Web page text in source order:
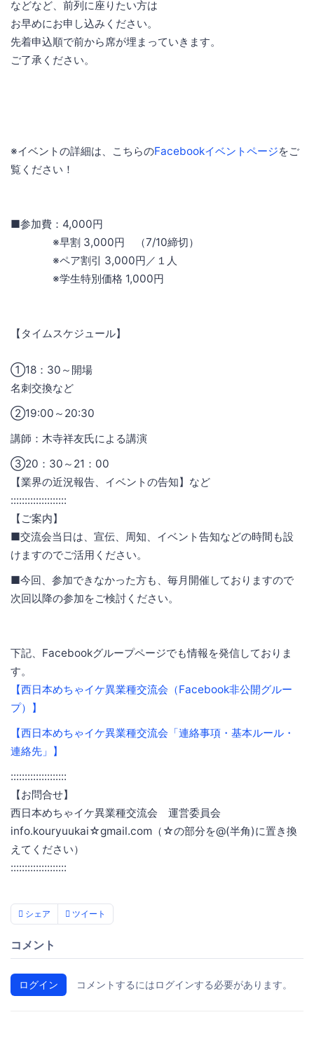
などなど、前列に座りたい方は
お早めにお申し込みください。
先着申込順で前から席が埋まっていきます。
ご了承ください。
※イベントの詳細は、こちらのFacebookイベントページをご
覧ください！
■参加費：4,000円
※早割 3,000円 （7/10締切）
※ペア割引 3,000円／１人
※学生特別価格 1,000円
【タイムスケジュール】
①18：30～開場
名刺交換など
②19:00～20:30
講師：木寺祥友氏による講演
③20：30～21：00
【業界の近況報告、イベントの告知】など
::::::::::::::::::::
【ご案内】
■交流会当日は、宣伝、周知、イベント告知などの時間も設
けますのでご活用ください。
■今回、参加できなかった方も、毎月開催しておりますので
次回以降の参加をご検討ください。
下記、Facebookグループページでも情報を発信しておりま
す。
【西日本めちゃイケ異業種交流会（Facebook非公開グルー
プ）】
【西日本めちゃイケ異業種交流会「連絡事項・基本ルール・
連絡先」】
::::::::::::::::::::
【お問合せ】
西日本めちゃイケ異業種交流会 運営委員会
info.kouryuukai☆gmail.com（☆の部分を@(半角)に置き換
えてください）
::::::::::::::::::::
シェア ツイート
コメント
ログイン コメントするにはログインする必要があります。